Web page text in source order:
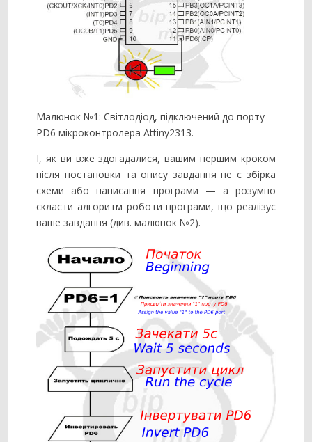
Малюнок №1: Світлодіод, підключений до порту
PD6 мікроконтролера Attiny2313.
І, як ви вже здогадалися, вашим першим кроком
після постановки та опису завдання не є збірка
схеми або написання програми — а розумно
скласти алгоритм роботи програми, що реалізує
ваше завдання (див. малюнок №2).